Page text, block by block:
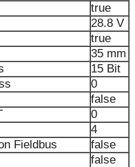
true
28.8 V
true
35 mm
15 Bit
0
false
0
4
Fieldbus
false
false